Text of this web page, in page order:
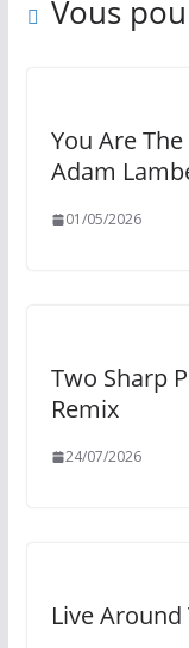
Vous
You Are
Adam
01/05/2026
Two Sharp
Remix
24/07/2026
Live